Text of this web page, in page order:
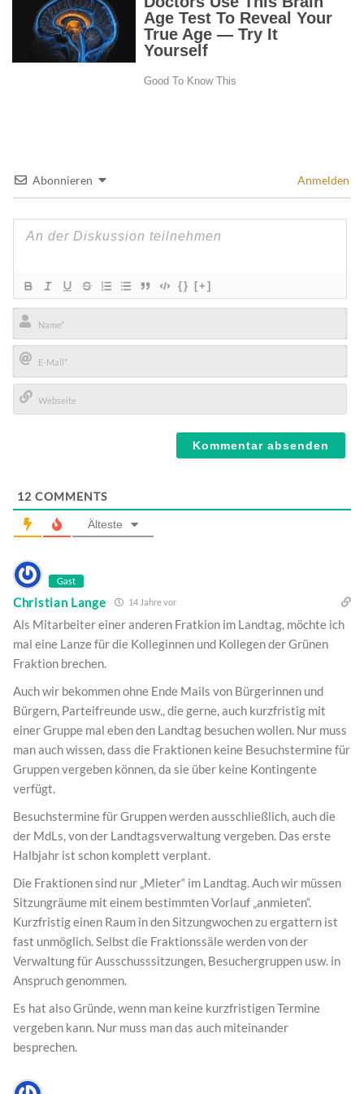
Abonnieren Anmelden
{} [+]
Name*
E-
Mail*
12 COMMENTS
Älteste
Gast
Christian Lange 14 Jahre vor
Als Mitarbeiter einer anderen Fratkion im Landtag, möchte ich
mal eine Lanze für die Kolleginnen und Kollegen der Grünen
Fraktion brechen.
Auch wir bekommen ohne Ende Mails von Bürgerinnen und
Bürgern, Parteifreunde usw., die gerne, auch kurzfristig mit
einer Gruppe mal eben den Landtag besuchen wollen. Nur muss
man auch wissen, dass die Fraktionen keine Besuchstermine für
Gruppen vergeben können, da sie über keine Kontingente
verfügt.
Besuchstermine für Gruppen werden ausschließlich, auch die
der MdLs, von der Landtagsverwaltung vergeben. Das erste
Halbjahr ist schon komplett verplant.
Die Fraktionen sind nur „Mieter“ im Landtag. Auch wir müssen
Sitzungräume mit einem bestimmten Vorlauf „anmieten“.
Kurzfristig einen Raum in den Sitzungwochen zu ergattern ist
fast unmöglich. Selbst die Fraktionssäle werden von der
Verwaltung für Ausschusssitzungen, Besuchergruppen usw. in
Anspruch genommen.
Es hat also Gründe, wenn man keine kurzfristigen Termine
vergeben kann. Nur muss man das auch miteinander
besprechen.